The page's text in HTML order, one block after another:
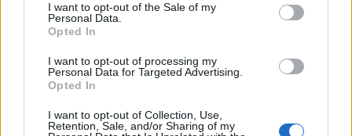
I want to opt-out of the Sale of my
Personal Data.
Opted In
I want to opt-out of processing my
Personal Data for Targeted Advertising.
Opted In
I want to opt-out of Collection, Use,
Retention, Sale, and/or Sharing of my
Amposta viurà unes festes amb més
Només 3 de cada 10 turistes visiten la
regió de l’Ebre durant juliol i agost